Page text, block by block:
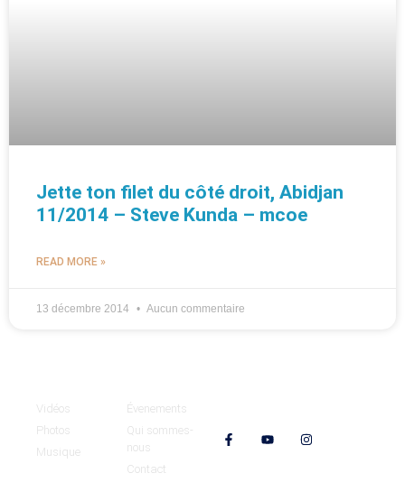
Jette ton filet du côté droit, Abidjan
11/2014 – Steve Kunda – mcoe
READ MORE »
13 décembre 2014 Aucun commentaire
Vidéos
Photos
Musique
Évenements
Qui sommes-
nous
Contact